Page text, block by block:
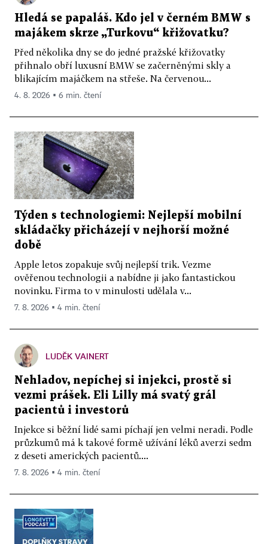
Hledá se papaláš. Kdo jel v černém BMW s
majákem skrze „Turkovu“ křižovatku?
Před několika dny se do jedné pražské křižovatky
přihnalo obří luxusní BMW se začerněnými skly a
blikajícím majáčkem na střeše. Na červenou...
4. 8. 2026 ▪ 6 min. čtení
Týden s technologiemi: Nejlepší mobilní
skládačky přicházejí v nejhorší možné
době
Apple letos zopakuje svůj nejlepší trik. Vezme
ověřenou technologii a nabídne ji jako fantastickou
novinku. Firma to v minulosti udělala v...
7. 8. 2026 ▪ 4 min. čtení
LUDĚK VAINERT
Nehladov, nepíchej si injekci, prostě si
vezmi prášek. Eli Lilly má svatý grál
pacientů i investorů
Injekce si běžní lidé sami píchají jen velmi neradi. Podle
průzkumů má k takové formě užívání léků averzi sedm
z deseti amerických pacientů....
7. 8. 2026 ▪ 4 min. čtení